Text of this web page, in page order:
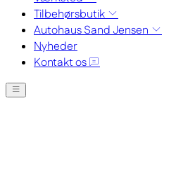
Tilbehørsbutik
Autohaus Sand Jensen
Nyheder
Kontakt os